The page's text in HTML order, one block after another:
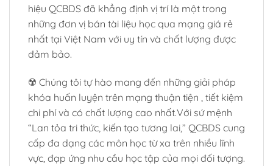
hiệu QCBDS đã khẳng định vị trí là một trong
những đơn vị bán tài liệu học qua mạng giá rẻ
nhất tại Việt Nam với uy tín và chất lượng được
đảm bảo.
☢️ Chúng tôi tự hào mang đến những giải pháp
khóa huấn luyện trên mạng thuận tiện , tiết kiệm
chi phí và có chất lượng cao nhất.Với sứ mệnh
“Lan tỏa tri thức, kiến tạo tương lai,” QCBDS cung
cấp đa dạng các môn học từ xa trên nhiều lĩnh
vực, đạp ứng nhu cầu học tập của mọi đối tượng.